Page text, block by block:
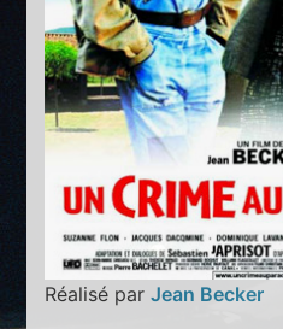
Réalisé parJean Becker